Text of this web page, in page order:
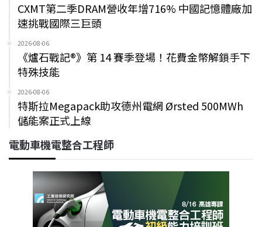
CXMT第二季DRAM營收年增716% 中國記憶體廠加
速挑戰國際三巨頭
2026-08-06
《爐石戰記®》第 14 賽季登場！花費金幣解鎖手下
特殊技能
2026-08-06
特斯拉Megapack助攻德州電網 Ørsted 500MWh
儲能案正式上線
電動車機電整合工程師